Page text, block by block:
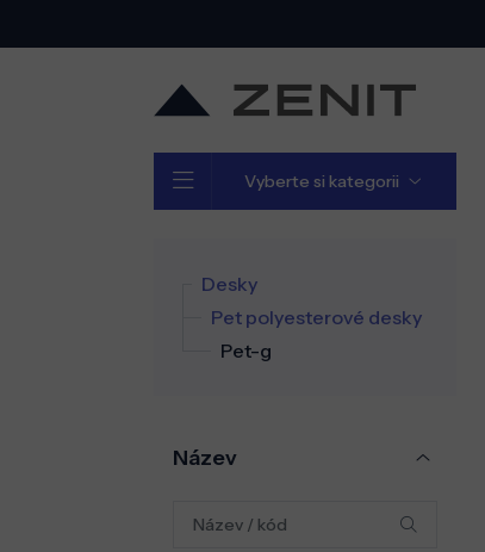
Vyberte si kategorii
Desky
Pet polyesterové desky
Pet-g
Název